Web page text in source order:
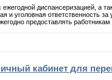
диспансеризацией, а
и уголовная ответственность
предоставлять
кабинет для